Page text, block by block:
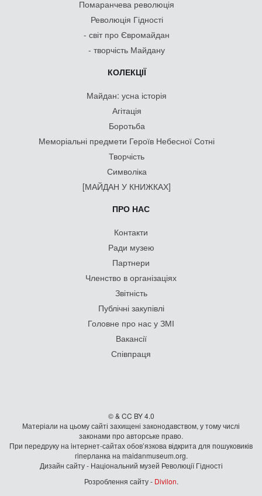
Помаранчева революція
Революція Гідності
- світ про Євромайдан
- творчість Майдану
КОЛЕКЦІЇ
Майдан: усна історія
Агітація
Боротьба
Меморіальні предмети Героїв Небесної Сотні
Творчість
Символіка
[МАЙДАН У КНИЖКАХ]
ПРО НАС
Контакти
Ради музею
Партнери
Членство в організаціях
Звітність
Публічні закупівлі
Головне про нас у ЗМІ
Вакансії
Співпраця
© & CC BY 4.0
Матеріали на цьому сайті захищені законодавством, у тому числі
законами про авторське право.
При передруку на iнтернет-сайтах обов’язкова відкрита для пошуковиків
гiперланка на maidanmuseum.org.
Дизайн сайту - Національний музей Революції Гідності
Розроблення сайту - Divilon.